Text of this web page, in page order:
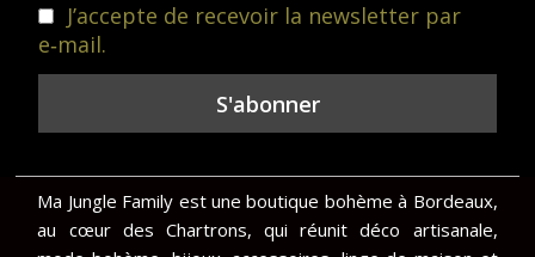
J’accepte de recevoir la newsletter par
e‑mail.
Ma Jungle Family est une boutique bohème à Bordeaux,
au cœur des Chartrons, qui réunit déco artisanale,